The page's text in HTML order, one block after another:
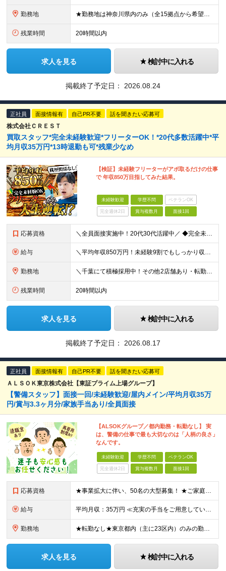
勤務地 ★勤務地は神奈川県内のみ（全15拠点から希望を考慮） ※以下のいずれかの勤務地への配属となります ※車・バイク通勤OK ※転居を伴う転勤はありません ・神奈川県藤沢市朝日町（最寄り駅：藤沢駅） ・神
残業時間 20時間以内
求人を見る 検討中に入れる
掲載終了予定日： 2026.08.24
正社員 面接情報有 自己PR不要 話を聞きたい応募可
株式会社ＣＲＥＳＴ
買取スタッフ*完全未経験歓迎*フリーターOK！*20代多数活躍中*平
均月収35万円*13時退勤も可*残業少なめ
【検証】未経験フリーターがアポ取るだけの仕事
で 年収850万目指してみた結果。
未経験歓迎 学歴不問 ベテランOK
完全週休2日 賞与複数月 面接1回
応募資格 ＼全員面接実施中！20代30代活躍中／ ◆完全未経験歓迎 ◆学歴不問 経歴や学歴は一切不問！「やってみたい！」という意欲をお持ちの方を歓迎しています！ ＜こんな方をお待ちしております！＞ ◎「とに
給与 ＼平均年収850万円！未経験9割でもしっかり収入UP！／ 【平均月収35万円＋高還元賞与あり】 月給27万円～35万円＋賞与年3回＋各種インセンティブ ※固定残業代（月42時間分・6万5000円
勤務地 ＼千葉にて積極採用中！その他2店舗あり・転勤なし◎／ 雇用元は当社となりますが、 株式会社アップテンポにて勤務いただきます！ ★各店舗、当社の社員が10名ほど活躍しています◎ ＜千葉支店＞ ←積
残業時間 20時間以内
求人を見る 検討中に入れる
掲載終了予定日： 2026.08.17
正社員 面接情報有 自己PR不要 話を聞きたい応募可
ＡＬＳＯＫ東京株式会社【東証プライム上場グループ】
【警備スタッフ】面接一回/未経験歓迎/屋内メイン/平均月収35万
円/賞与3.3ヶ月分/家族手当あり/全員面接
【ALSOKグループ／都内勤務・転勤なし】 実
は、警備の仕事で最も大切なのは「人柄の良さ」
なんです。
未経験歓迎 学歴不問 ベテランOK
完全週休2日 賞与複数月 面接1回
応募資格 ★事業拡大に伴い、50名の大型募集！ ★ご家庭をお持ちの方も歓迎です ※18歳以上の方（警備業法第14条の警備業務のため） ※学歴不問 ≪こんな方をお待ちしています！≫ ・家族に喜ばれる転職をしたい
給与 平均月収：35万円 ≪充実の手当をご用意しています！≫ ★扶養家族手当 ┗配偶者：月1万8000円 ┗60歳以上の親：月2000円／人 ┗子一人：月5000円 ※二人以上の場合は6000円／人 ★資
勤務地 ★転勤なし★東京都内（主に23区内）のみの勤務★勤務地は希望を考慮 丸の内／有楽町／新宿／六本木／虎ノ門／押上などの各施設 ※駅チカや駅直結の勤務先がほとんど！ 【本社】東京都千代田区大手町1-3
求人を見る 検討中に入れる